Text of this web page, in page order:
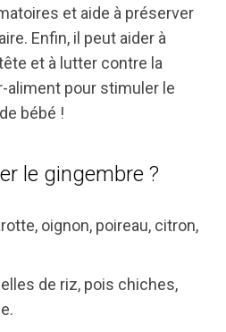
et aide à préserver
Enfin, il peut aider à
et à lutter contre la
aliment pour stimuler le
bébé !
le gingembre ?
oignon, poireau, citron,
de riz, pois chiches,